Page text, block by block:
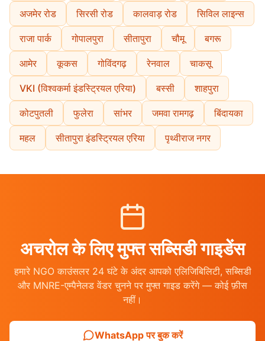
अजमेर रोड सिरसी रोड कालवाड़ रोड सिविल लाइन्स
राजा पार्क गोपालपुरा सीतापुरा चौमू बगरू
आमेर कूकस गोविंदगढ़ रेनवाल चाकसू
VKI (विश्वकर्मा इंडस्ट्रियल एरिया) बस्सी शाहपुरा
कोटपुतली फुलेरा सांभर जमवा रामगढ़ बिंदायका
महल सीतापुरा इंडस्ट्रियल एरिया पृथ्वीराज नगर
अचरोल के लिए मुफ्त सब्सिडी गाइडेंस
हमारे NGO काउंसलर 24 घंटे के अंदर आपको एलिजिबिलिटी, सब्सिडी
और MNRE-एम्पैनेलड वेंडर चुनने पर मुफ्त गाइड करेंगे — कोई फ़ीस
नहीं।
WhatsApp पर बुक करें